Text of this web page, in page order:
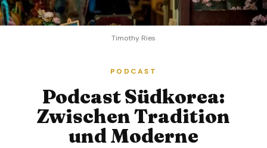
Timothy Ries
PODCAST
Podcast Südkorea:
Zwischen Tradition
und Moderne